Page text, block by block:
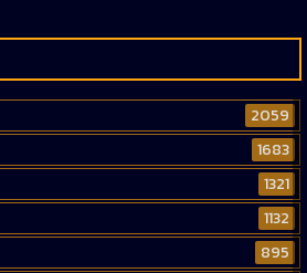
2059
1683
1321
1132
895